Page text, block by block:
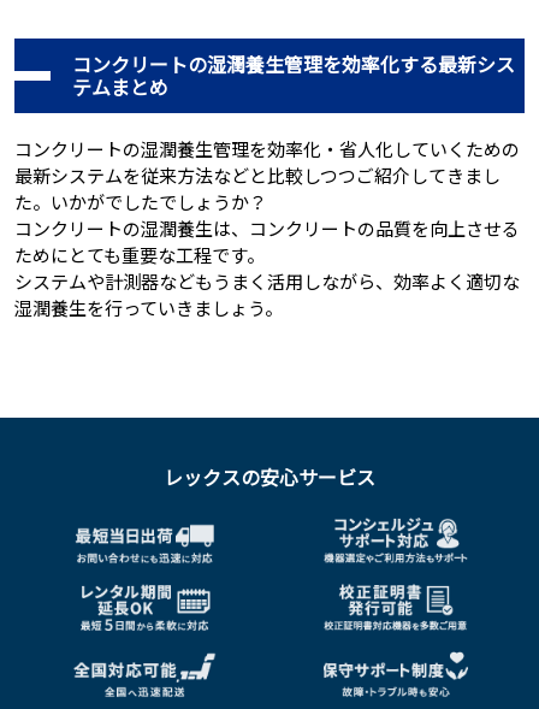
コンクリートの湿潤養生管理を効率化する最新シス
テムまとめ
コンクリートの湿潤養生管理を効率化・省人化していくための
最新システムを従来方法などと比較しつつご紹介してきまし
た。いかがでしたでしょうか？
コンクリートの湿潤養生は、コンクリートの品質を向上させる
ためにとても重要な工程です。
システムや計測器などもうまく活用しながら、効率よく適切な
湿潤養生を行っていきましょう。
レックスの安心サービス